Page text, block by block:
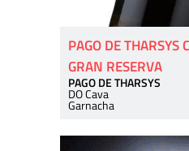
PAGO DE THARSYS
GRAN RESERVA
PAGO DE THARSYS
DO Cava
Garnacha